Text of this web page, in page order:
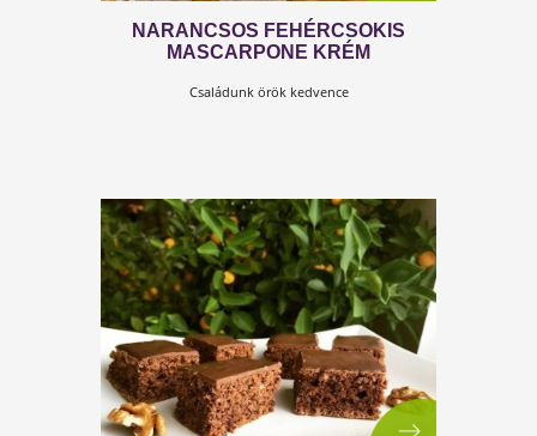
Isteni gluténmentes desszert